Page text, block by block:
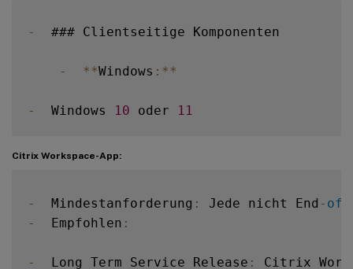
-
  ### Clientseitige Komponenten
- **Windows : **
-
  Windows
10 oder 11
Citrix Workspace-App:
-
  Mindestanforderung
: Jede nicht End - of
-
  Empfohlen
:
-
  Long Term Service Release
: Citrix